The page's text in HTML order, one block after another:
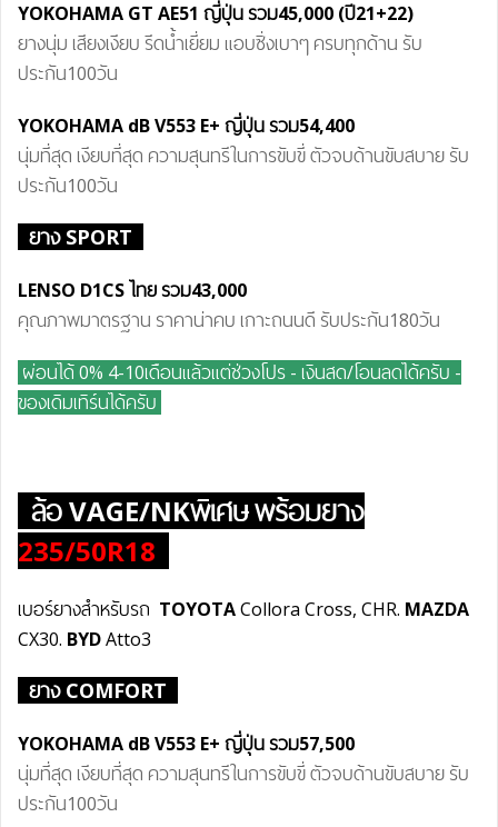
YOKOHAMA GT AE51 ญี่ปุ่นรวม45,000 (ปี21+22)
ยางนุ่ม เสียงเงียบ รีดน้ำเยี่ยม แอบซิ่งเบาๆ ครบทุกด้าน รับ
ประกัน100วัน
YOKOHAMA dB V553 E+ ญี่ปุ่นรวม54,400
นุ่มที่สุด เงียบที่สุด ความสุนทรีในการขับขี่ ตัวจบด้านขับสบาย รับ
ประกัน100วัน
ยาง SPORT
LENSO D1CS ไทยรวม43,000
คุณภาพมาตรฐาน ราคาน่าคบ เกาะถนนดี รับประกัน180วัน
ผ่อนได้ 0% 4-10เดือนแล้วแต่ช่วงโปร - เงินสด/โอนลดได้ครับ -
ของเดิมเทิร์นได้ครับ
ล้อVAGE/NKพิเศษพร้อมยาง
235/50R18
เบอร์ยางสำหรับรถ TOYOTACollora Cross, CHR. MAZDA
CX30. BYDAtto3
ยาง COMFORT
YOKOHAMA dB V553 E+ ญี่ปุ่นรวม57,500
นุ่มที่สุด เงียบที่สุด ความสุนทรีในการขับขี่ ตัวจบด้านขับสบาย รับ
ประกัน100วัน